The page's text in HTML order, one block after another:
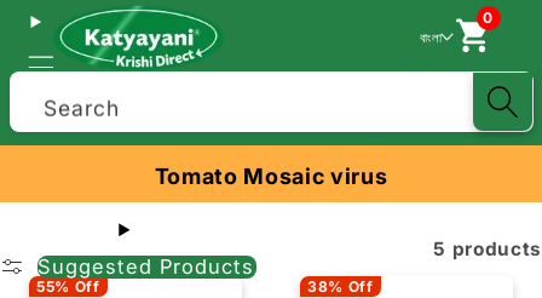
বাংলা
0
Search
Tomato Mosaic virus
Suggested Products
5 products
55% Off 38% Off